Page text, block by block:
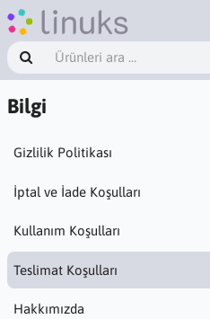
Bilgi
Gizlilik Politikası
İptal ve İade Koşulları
Kullanım Koşulları
Teslimat Koşulları
Hakkımızda